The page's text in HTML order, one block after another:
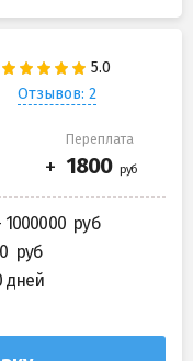
Отзывов: 2
Переплата
1000000
дней